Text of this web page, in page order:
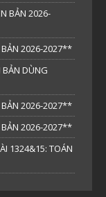
BẢN 2026-
BẢN 2026-2027**
DÙNG
BẢN 2026-2027**
BẢN 2026-2027**
1324&15: TOÁN